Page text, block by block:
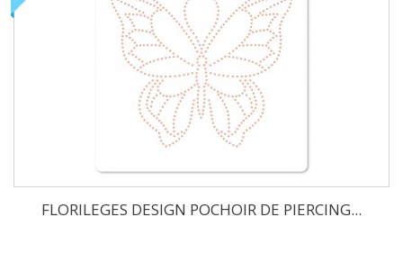
FLORILEGES DESIGN POCHOIR DE PIERCING...